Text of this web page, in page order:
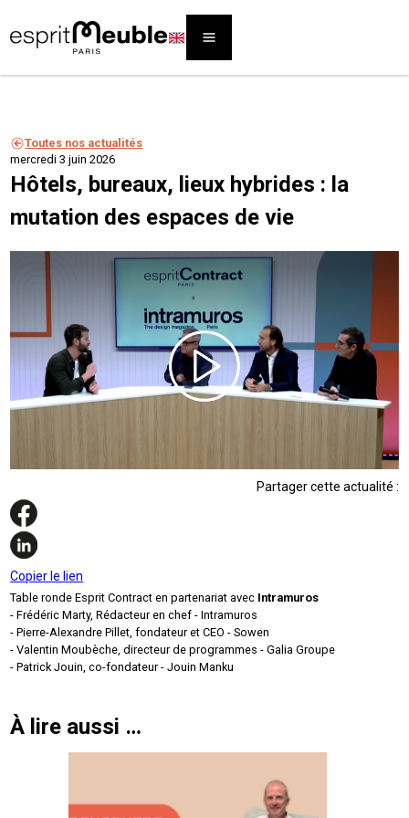
Toutes nos actualités
mercredi 3 juin 2026
Hôtels, bureaux, lieux hybrides : la
mutation des espaces de vie
Partager cette actualité :
Copier le lien
Table ronde Esprit Contract en partenariat avec Intramuros
- Frédéric Marty, Rédacteur en chef - Intramuros
- Pierre-Alexandre Pillet, fondateur et CEO - Sowen
- Valentin Moubèche, directeur de programmes - Galia Groupe
- Patrick Jouin, co-fondateur - Jouin Manku
À lire aussi …